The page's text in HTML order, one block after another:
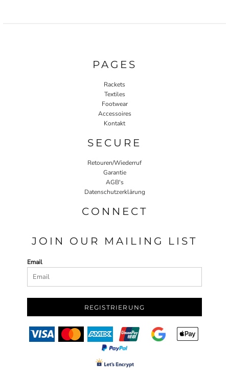
PAGES
Rackets
Textiles
Footwear
Accessoires
Kontakt
SECURE
Retouren/Wiederruf
Garantie
AGB's
Datenschutzerklärung
CONNECT
JOIN OUR MAILING LIST
Email
REGISTRIERUNG